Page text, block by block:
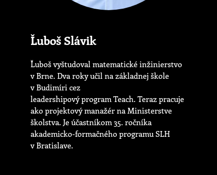
Ľuboš Slávik
Ľuboš vyštudoval matematické inžinierstvo
v Brne. Dva roky učil na základnej škole
v Budimíri cez
leadershipový program Teach. Teraz pracuje
ako projektový manažér na Ministerstve
školstva. Je účastníkom 35. ročníka
akademicko-formačného programu SLH
v Bratislave.